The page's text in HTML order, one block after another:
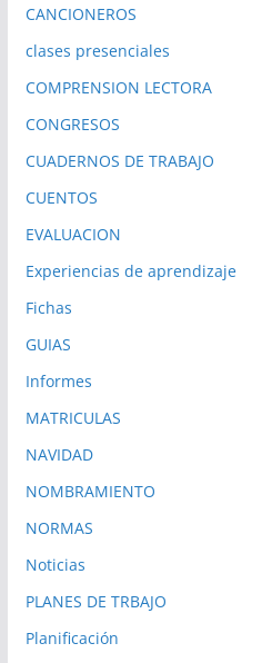
CANCIONEROS
clases presenciales
COMPRENSION LECTORA
CONGRESOS
CUADERNOS DE TRABAJO
CUENTOS
EVALUACION
Experiencias de aprendizaje
Fichas
GUIAS
Informes
MATRICULAS
NAVIDAD
NOMBRAMIENTO
NORMAS
Noticias
PLANES DE TRBAJO
Planificación